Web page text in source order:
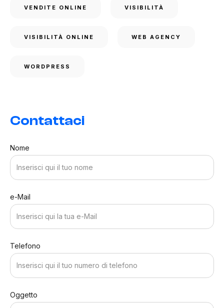
VENDITE ONLINE VISIBILITÀ
VISIBILITÀ ONLINE WEB AGENCY
WORDPRESS
Contattaci
Nome
e-Mail
Telefono
Oggetto